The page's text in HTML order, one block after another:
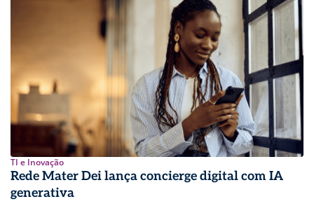
TI e Inovação
Rede Mater Dei lança concierge digital com IA
generativa